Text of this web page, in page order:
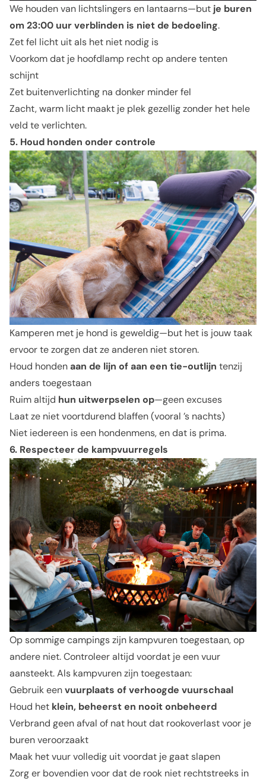
We houden van lichtslingers en lantaarns—but je buren
om 23:00 uur verblinden is niet de bedoeling.
Zet fel licht uit als het niet nodig is
Voorkom dat je hoofdlamp recht op andere tenten
schijnt
Zet buitenverlichting na donker minder fel
Zacht, warm licht maakt je plek gezellig zonder het hele
veld te verlichten.
5. Houd honden onder controle
Kamperen met je hond is geweldig—but het is jouw taak
ervoor te zorgen dat ze anderen niet storen.
Houd hondenaan de lijn of aan een tie-outlijn tenzij
anders toegestaan
Ruim altijd hun uitwerpselen op—geen excuses
Laat ze niet voortdurend blaffen (vooral ’s nachts)
Niet iedereen is een hondenmens, en dat is prima.
6. Respecteer de kampvuurregels
Op sommige campings zijn kampvuren toegestaan, op
andere niet. Controleer altijd voordat je een vuur
aansteekt. Als kampvuren zijn toegestaan:
Gebruik eenvuurplaats of verhoogde vuurschaal
Houd het klein, beheerst en nooit onbeheerd
Verbrand geen afval of nat hout dat rookoverlast voor je
buren veroorzaakt
Maak het vuur volledig uit voordat je gaat slapen
Zorg er bovendien voor dat de rook niet rechtstreeks in